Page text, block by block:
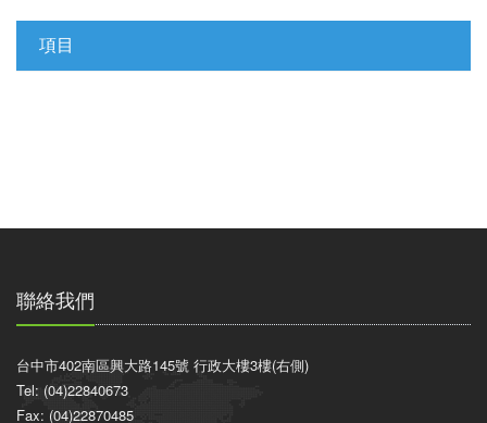
項目
聯絡我們
台中市402南區興大路145號 行政大樓3樓(右側)
Tel: (04)22840673
Fax: (04)22870485